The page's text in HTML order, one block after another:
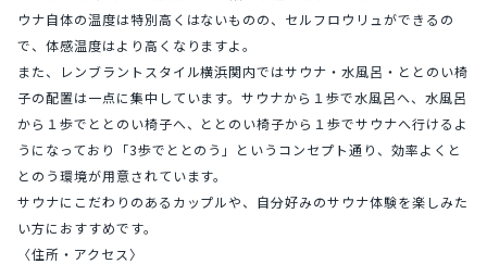
ウナ自体の温度は特別高くはないものの、セルフロウリュができるの
で、体感温度はより高くなりますよ。
また、レンブラントスタイル横浜関内ではサウナ・水風呂・ととのい椅
子の配置は一点に集中しています。サウナから１歩で水風呂へ、水風呂
から１歩でととのい椅子へ、ととのい椅子から１歩でサウナへ行けるよ
うになっており「3歩でととのう」というコンセプト通り、効率よくと
とのう環境が用意されています。
サウナにこだわりのあるカップルや、自分好みのサウナ体験を楽しみた
い方におすすめです。
〈住所・アクセス〉